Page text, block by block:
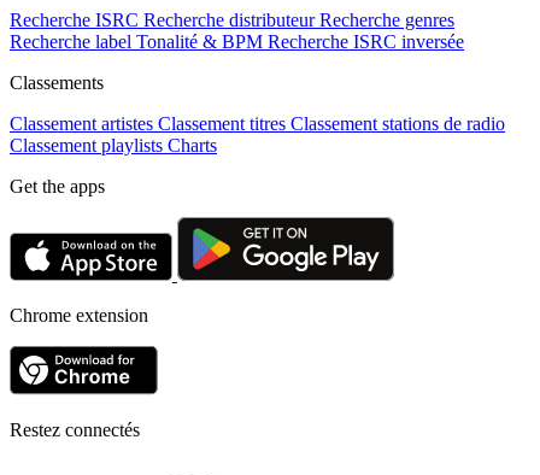
Recherche ISRC Recherche distributeur Recherche genres
Recherche label Tonalité & BPM Recherche ISRC inversée
Classements
Classement artistes Classement titres Classement stations de radio
Classement playlists Charts
Get the apps
Chrome extension
Restez connectés